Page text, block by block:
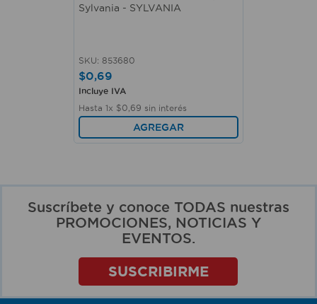
Sylvania - SYLVANIA
SKU: 853680
$0,69
Incluye IVA
Hasta 1x $0 69 sin interés
AGREGAR
Suscríbete y conoce TODAS nuestras
PROMOCIONES, NOTICIAS Y
EVENTOS.
SUSCRIBIRME